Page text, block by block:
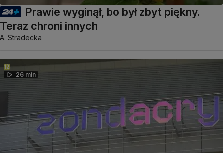
Prawie wyginął, bo był zbyt piękny.
Teraz chroni innych
A. Stradecka
26 min